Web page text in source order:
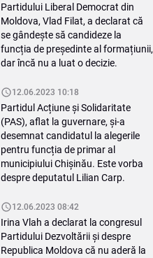
Partidului Liberal Democrat din
Moldova, Vlad Filat, a declarat că
se gândește să candideze la
funcția de președinte al formațiunii,
dar încă nu a luat o decizie.
12.06.2023 10:18
Partidul Acțiune și Solidaritate
(PAS), aflat la guvernare, și-a
desemnat candidatul la alegerile
pentru funcția de primar al
municipiului Chișinău. Este vorba
despre deputatul Lilian Carp.
12.06.2023 08:42
Irina Vlah a declarat la congresul
Partidului Dezvoltării și despre
Republica Moldova că nu aderă la